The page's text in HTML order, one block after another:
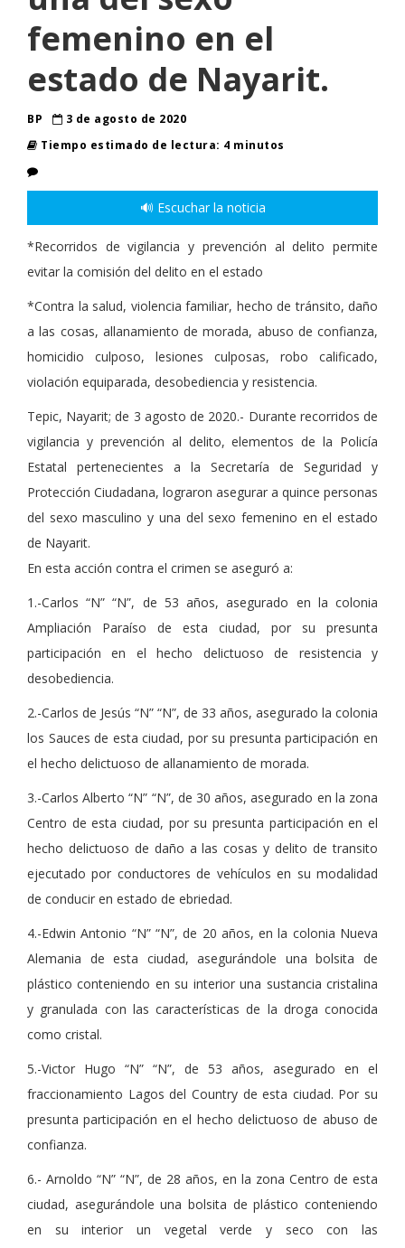
femenino en el
estado de Nayarit.
BP
3 de agosto de 2020
Tiempo estimado de lectura: 4 minutos
🔊 Escuchar la noticia
*Recorridos de vigilancia y prevención al delito permite
evitar la comisión del delito en el estado
*Contra la salud, violencia familiar, hecho de tránsito, daño
a las cosas, allanamiento de morada, abuso de confianza,
homicidio culposo, lesiones culposas, robo calificado,
violación equiparada, desobediencia y resistencia.
Tepic, Nayarit; de 3 agosto de 2020.- Durante recorridos de
vigilancia y prevención al delito, elementos de la Policía
Estatal pertenecientes a la Secretaría de Seguridad y
Protección Ciudadana, lograron asegurar a quince personas
del sexo masculino y una del sexo femenino en el estado
de Nayarit.
En esta acción contra el crimen se aseguró a:
1.-Carlos “N” “N”, de 53 años, asegurado en la colonia
Ampliación Paraíso de esta ciudad, por su presunta
participación en el hecho delictuoso de resistencia y
desobediencia.
2.-Carlos de Jesús “N” “N”, de 33 años, asegurado la colonia
los Sauces de esta ciudad, por su presunta participación en
el hecho delictuoso de allanamiento de morada.
3.-Carlos Alberto “N” “N”, de 30 años, asegurado en la zona
Centro de esta ciudad, por su presunta participación en el
hecho delictuoso de daño a las cosas y delito de transito
ejecutado por conductores de vehículos en su modalidad
de conducir en estado de ebriedad.
4.-Edwin Antonio “N” “N”, de 20 años, en la colonia Nueva
Alemania de esta ciudad, asegurándole una bolsita de
plástico conteniendo en su interior una sustancia cristalina
y granulada con las características de la droga conocida
como cristal.
5.-Victor Hugo “N” “N”, de 53 años, asegurado en el
fraccionamiento Lagos del Country de esta ciudad. Por su
presunta participación en el hecho delictuoso de abuso de
confianza.
6.- Arnoldo “N” “N”, de 28 años, en la zona Centro de esta
ciudad, asegurándole una bolsita de plástico conteniendo
en su interior un vegetal verde y seco con las